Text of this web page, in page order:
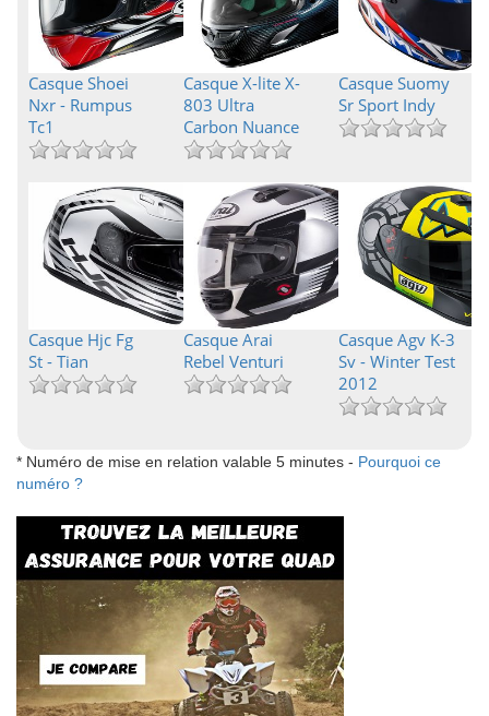
Casque Shoei
Nxr - Rumpus
Tc1
Casque X-lite X-
803 Ultra
Carbon Nuance
Casque Suomy
Sr Sport Indy
Casque Hjc Fg
St - Tian
Casque Arai
Rebel Venturi
Casque Agv K-3
Sv - Winter Test
2012
* Numéro de mise en relation valable 5 minutes - Pourquoi ce
numéro ?